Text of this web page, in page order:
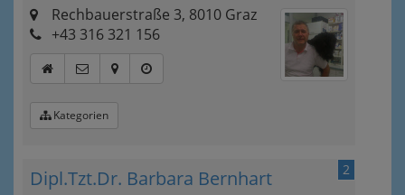
Rechbauerstraße 3, 8010 Graz
+43 316 321 156
Kategorien
2
Dipl.Tzt.Dr. Barbara Bernhart